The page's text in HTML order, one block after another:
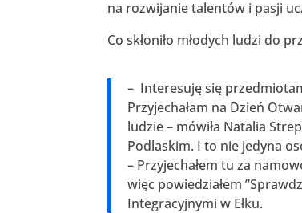
na rozwijanie talentów i pasji
Co skłoniło młodych ludzi do
– Interesuję się
Przyjechałam na Dzień
ludzie – mówiła Natalia
Podlaskim. I to nie jedyna
– Przyjechałem tu za
więc powiedziałem
Integracyjnymi w Ełku.